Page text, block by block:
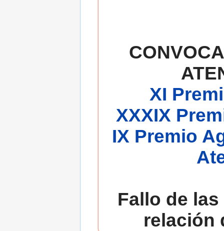
XI
XXXIX
IX Premio
Fallo de
relación